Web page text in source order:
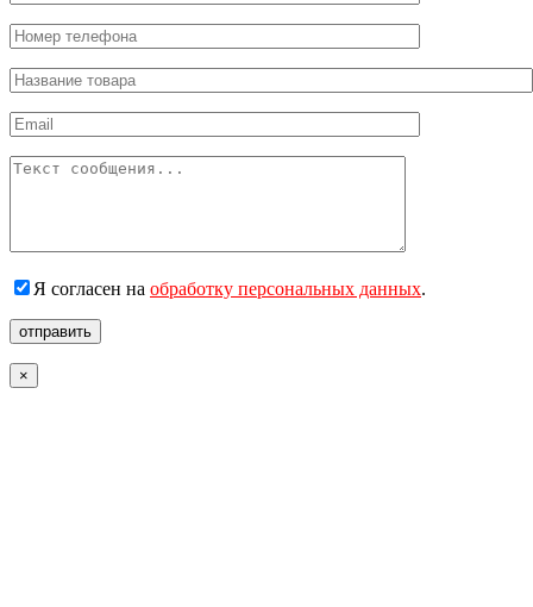
Я согласен на обработку персональных данных.
отправить
×